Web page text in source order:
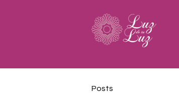
Posts